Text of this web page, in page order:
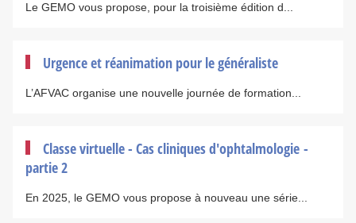
Le GEMO vous propose, pour la troisième édition d...
Urgence et réanimation pour le généraliste
L’AFVAC organise une nouvelle journée de formation...
Classe virtuelle - Cas cliniques d'ophtalmologie -
partie 2
En 2025, le GEMO vous propose à nouveau une série...